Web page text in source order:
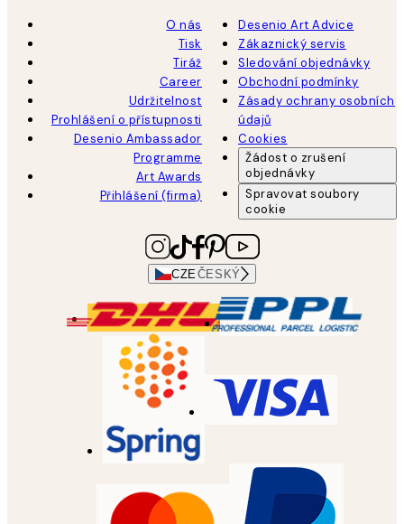
O nás
Tisk
Tiráž
Career
Udržitelnost
Prohlášení o přístupnosti
Desenio Ambassador
Programme
Art Awards
Přihlášení (firma)
Desenio Art Advice
Zákaznický servis
Sledování objednávky
Obchodní podmínky
Zásady ochrany osobních
údajů
Cookies
Žádost o zrušení
objednávky
Spravovat soubory
cookie
CZE ČESKÝ